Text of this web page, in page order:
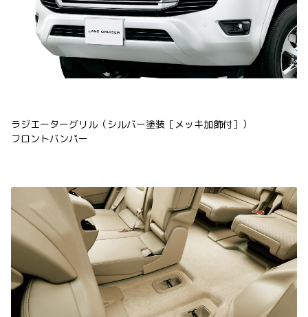
ラジエーターグリル（シルバー塗装［メッキ加飾付］）
フロントバンパー